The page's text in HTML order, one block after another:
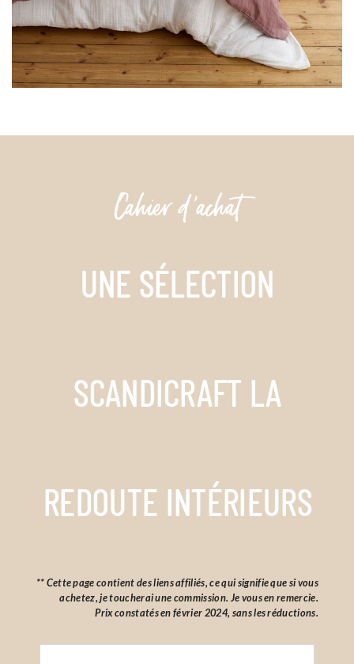
Cahier d'achat
UNE SÉLECTION
SCANDICRAFT LA
REDOUTE INTÉRIEURS
** Cette page contient des liens affiliés, ce qui signifie que si vous
achetez, je toucherai une commission. Je vous en remercie.
Prix constatés en février 2024, sans les réductions.